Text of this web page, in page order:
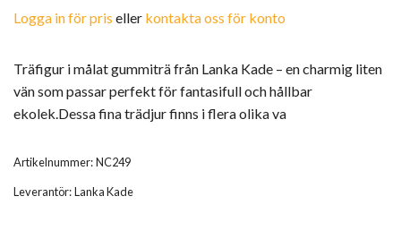
Logga in för pris eller kontakta oss för konto
Träfigur i målat gummiträ från Lanka Kade – en charmig liten
vän som passar perfekt för fantasifull och hållbar
ekolek.Dessa fina trädjur finns i flera olika va
Artikelnummer:NC249
Leverantör:Lanka Kade